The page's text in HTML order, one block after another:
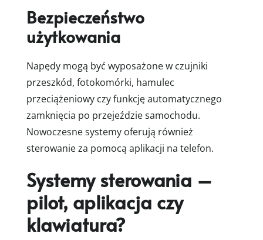
Bezpieczeństwo
użytkowania
Napędy mogą być wyposażone w czujniki
przeszkód, fotokomórki, hamulec
przeciążeniowy czy funkcję automatycznego
zamknięcia po przejeździe samochodu.
Nowoczesne systemy oferują również
sterowanie za pomocą aplikacji na telefon.
Systemy sterowania –
pilot, aplikacja czy
klawiatura?